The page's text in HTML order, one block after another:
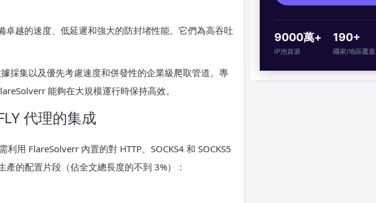
越的速度、低延遲和強大的防封堵性能。它們為高吞吐
採集以及優先考慮速度和併發性的企業級爬取管道。專
能夠在大規模運行時保持高效。
代理的集成
用 FlareSolverr 內置的對 HTTP、SOCKS4 和 SOCKS5
的配置片段（佔全文總長度的不到 3%）：
9000萬+
IP池資源
190+
國家/地區覆蓋